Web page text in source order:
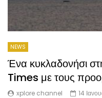
NEWS
Ένα κυκλαδονήσι
Times με τους
xplore channel 14